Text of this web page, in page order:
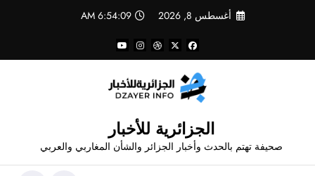
أغسطس 8, 2026 6:54:09 AM
الجزائرية للأخبار
صحيفة تهتم بالحدث وأخبار الجزائر والشأن المغاربي والعربي